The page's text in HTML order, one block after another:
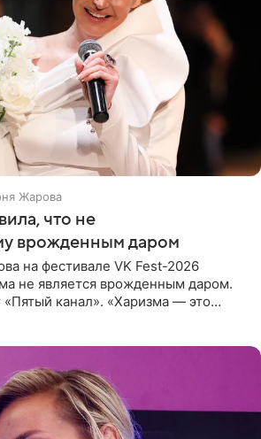
Жарова
что не
врожденным даром
на фестивале VK Fest-2026
не является врожденным даром.
«Пятый канал». «Харизма — это